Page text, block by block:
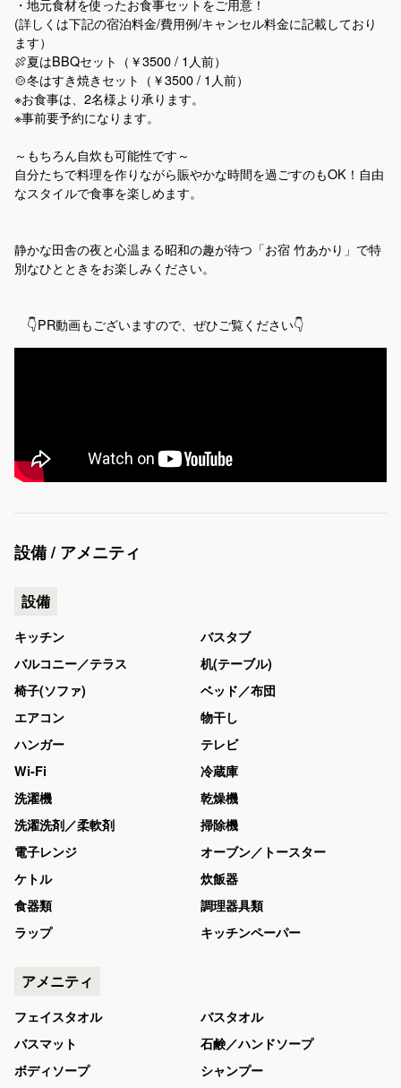
・地元食材を使ったお食事セットをご用意！
(詳しくは下記の宿泊料金/費用例/キャンセル料金に記載しており
ます）
🍖夏はBBQセット（￥3500 / 1人前）
🍲冬はすき焼きセット（￥3500 / 1人前）
※お食事は、2名様より承ります。
※事前要予約になります。
～もちろん自炊も可能性です～
自分たちで料理を作りながら賑やかな時間を過ごすのもOK！自由
なスタイルで食事を楽しめます。
静かな田舎の夜と心温まる昭和の趣が待つ「お宿 竹あかり」で特
別なひとときをお楽しみください。
👇PR動画もございますので、ぜひご覧ください👇
設備 / アメニティ
設備
キッチン
バスタブ
バルコニー／テラス
机(テーブル)
椅子(ソファ)
ベッド／布団
エアコン
物干し
ハンガー
テレビ
Wi-Fi
冷蔵庫
洗濯機
乾燥機
洗濯洗剤／柔軟剤
掃除機
電子レンジ
オーブン／トースター
ケトル
炊飯器
食器類
調理器具類
ラップ
キッチンペーパー
アメニティ
フェイスタオル
バスタオル
バスマット
石鹸／ハンドソープ
ボディソープ
シャンプー